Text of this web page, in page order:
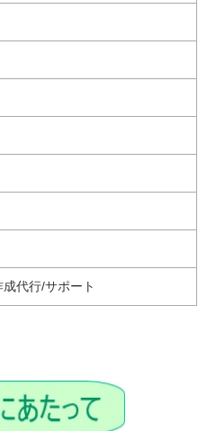
成代行/サポート